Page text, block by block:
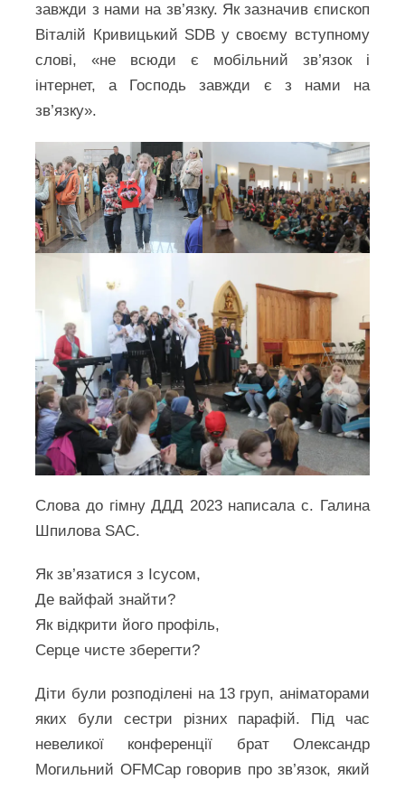
завжди з нами на зв’язку. Як зазначив єпископ
Віталій Кривицький SDB у своєму вступному
слові, «не всюди є мобільний зв’язок і
інтернет, а Господь завжди є з нами на
зв’язку».
Слова до гімну ДДД 2023 написала с. Галина
Шпилова SAC.
Як зв’язатися з Ісусом,
Де вайфай знайти?
Як відкрити його профіль,
Серце чисте зберегти?
Діти були розподілені на 13 груп, аніматорами
яких були сестри різних парафій. Під час
невеликої конференції брат Олександр
Могильний OFMCap говорив про зв’язок, який